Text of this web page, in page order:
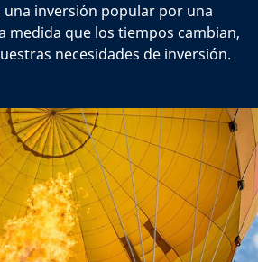
una inversión popular por una
medida que los tiempos cambian,
necesidades de inversión.